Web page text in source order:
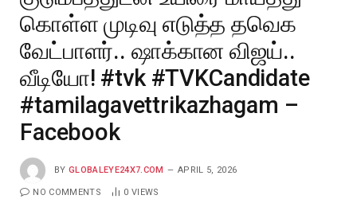
கொள்ள முடிவு எடுத்த தவெக
வேட்பாளர்.. ஷாக்கான விஜய்..
வீடியோ! #tvk #TVKCandidate
#tamilagavettrikazhagam –
Facebook
BY GLOBALEYE24X7.COM APRIL 5, 2026
NO COMMENTS 0 VIEWS